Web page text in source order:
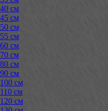
40 см
45 см
50 см
55 см
60 см
70 см
80 см
90 см
100 см
110 см
120 см